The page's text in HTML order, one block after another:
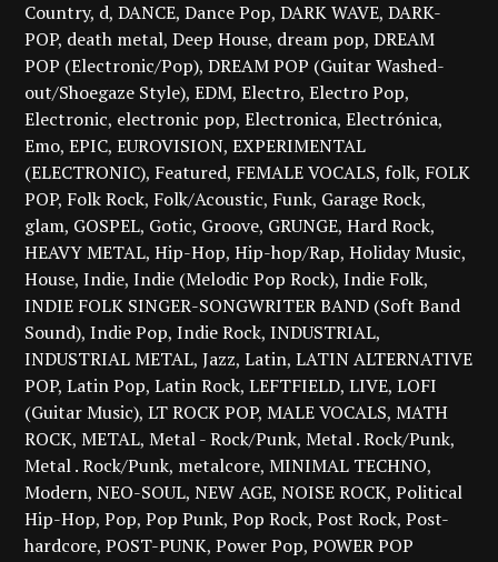
Country d DANCE Dance Pop DARK WAVE DARK-
POP death metal Deep House dream pop DREAM
POP (Electronic/Pop) DREAM POP (Guitar Washed-
out/Shoegaze Style) EDM Electro Electro Pop
Electronic electronic pop Electronica Electrónica
Emo EPIC EUROVISION EXPERIMENTAL
(ELECTRONIC) Featured FEMALE VOCALS folk FOLK
POP Folk Rock Folk/Acoustic Funk Garage Rock
glam GOSPEL Gotic Groove GRUNGE Hard Rock
HEAVY METAL Hip-Hop Hip-hop/Rap Holiday Music
House Indie Indie (Melodic Pop Rock) Indie Folk
INDIE FOLK SINGER-SONGWRITER BAND (Soft Band
Sound) Indie Pop Indie Rock INDUSTRIAL
INDUSTRIAL METAL Jazz Latin LATIN ALTERNATIVE
POP Latin Pop Latin Rock LEFTFIELD LIVE LOFI
(Guitar Music) LT ROCK POP MALE VOCALS MATH
ROCK METAL Metal - Rock/Punk Metal . Rock/Punk
Metal . Rock/Punk metalcore MINIMAL TECHNO
Modern NEO-SOUL NEW AGE NOISE ROCK Political
Hip-Hop Pop Pop Punk Pop Rock Post Rock Post-
hardcore POST-PUNK Power Pop POWER POP